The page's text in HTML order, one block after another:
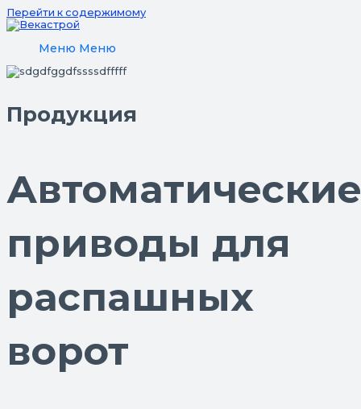
Перейти к содержимому
Меню Меню
Продукция
Автоматические
приводы для
распашных
ворот